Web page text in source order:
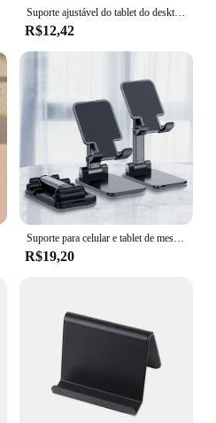
Suporte ajustável do tablet do desktop, suporte do telefone móvel, célula dobrável estender mesa de suporte, alta qualidade
R$12,42
Suporte para celular e tablet de mesa ajustável
R$19,20